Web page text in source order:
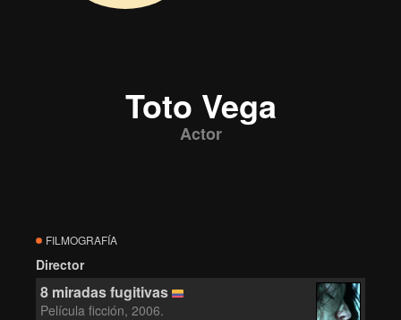
Toto Vega
Actor
FILMOGRAFÍA
Director
8 miradas fugitivas
Película ficción, 2006.